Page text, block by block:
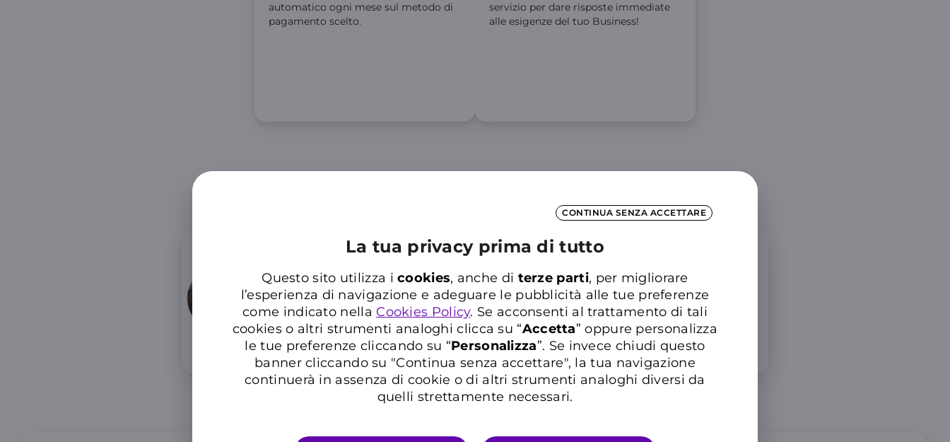
CONTINUA SENZA ACCETTARE
La tua privacy prima di tutto
Questo sito utilizza icookies, anche di terze parti, per migliorare
l’esperienza di navigazione e adeguare le pubblicità alle tue preferenze
come indicato nella Cookies Policy. Se acconsenti al trattamento di tali
cookies o altri strumenti analoghi clicca su “Accetta” oppure personalizza
le tue preferenze cliccando su “Personalizza”. Se invece chiudi questo
banner cliccando su "Continua senza accettare", la tua navigazione
continuerà in assenza di cookie o di altri strumenti analoghi diversi da
quelli strettamente necessari.
automatico ogni mese sul metodo di
pagamento scelto.
servizio per dare risposte immediate
alle esigenze del tuo Business!
Altre Offerte scelte per te
Per i tuoi collaboratori
Professional Staff XL ad un
prezzo esclusivo!
Professional Full Plus XL
Minuti illimitati e 50 GIGA in
Europa, UK e Svizzera
Informazioni utili